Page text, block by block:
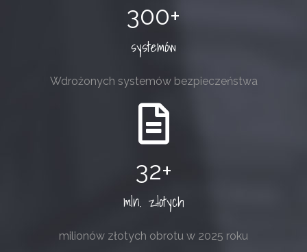
300
systemów
Wdrożonych systemów bezpieczeństwa
32
mln. złotych
milionów złotych obrotu w 2025 roku